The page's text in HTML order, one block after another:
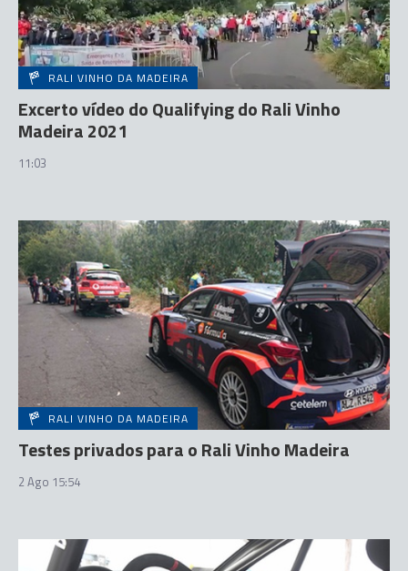
RALI VINHO DA MADEIRA
Excerto vídeo do Qualifying do Rali Vinho
Madeira 2021
11:03
RALI VINHO DA MADEIRA
Testes privados para o Rali Vinho Madeira
2 Ago 15:54